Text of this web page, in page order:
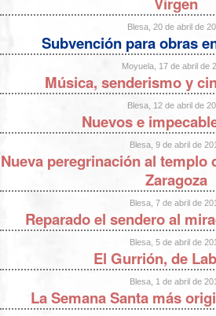
Blesa, 20 de abril de
Subvención para obras
Moyuela, 17 de abril de
Música, senderismo y
Blesa, 12 de abril de
Nuevos e
Blesa, 9 de abril de
Nueva peregrinación al templo
Zaragoza
Blesa, 7 de abril de
Reparado el sendero al
Blesa, 5 de abril de
El Gurrión, de
Blesa, 1 de abril de
La Semana Santa más